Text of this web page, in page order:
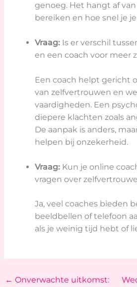
genoeg. Het hangt af
bereiken en hoe snel je
Vraag: Is er verschil
en een coach voor meer
Een coach helpt gericht
van zelfvertrouwen en
vaardigheden. Een
diepere klachten zoals
De aanpak is anders,
helpen bij onzekerheid.
Vraag: Kun je online
vragen over
Ja, veel coaches bieden
beeldbellen of telefoon
als je weinig tijd hebt of
← Onverwachte uitkomst: